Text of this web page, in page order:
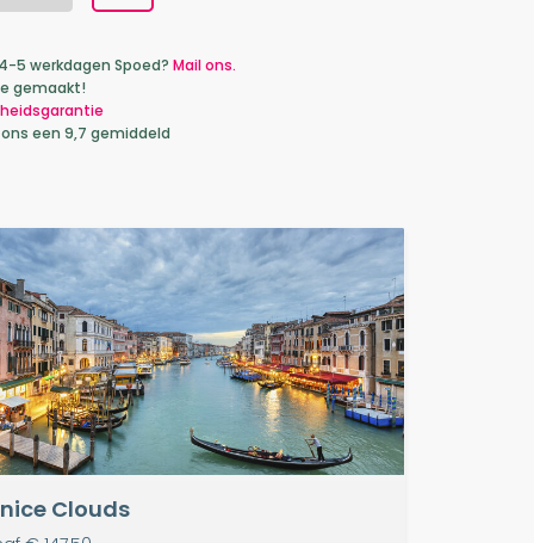
5 werkdagen Spoed? Mail ons.
gemaakt!
een 9,7 gemiddeld
Clouds